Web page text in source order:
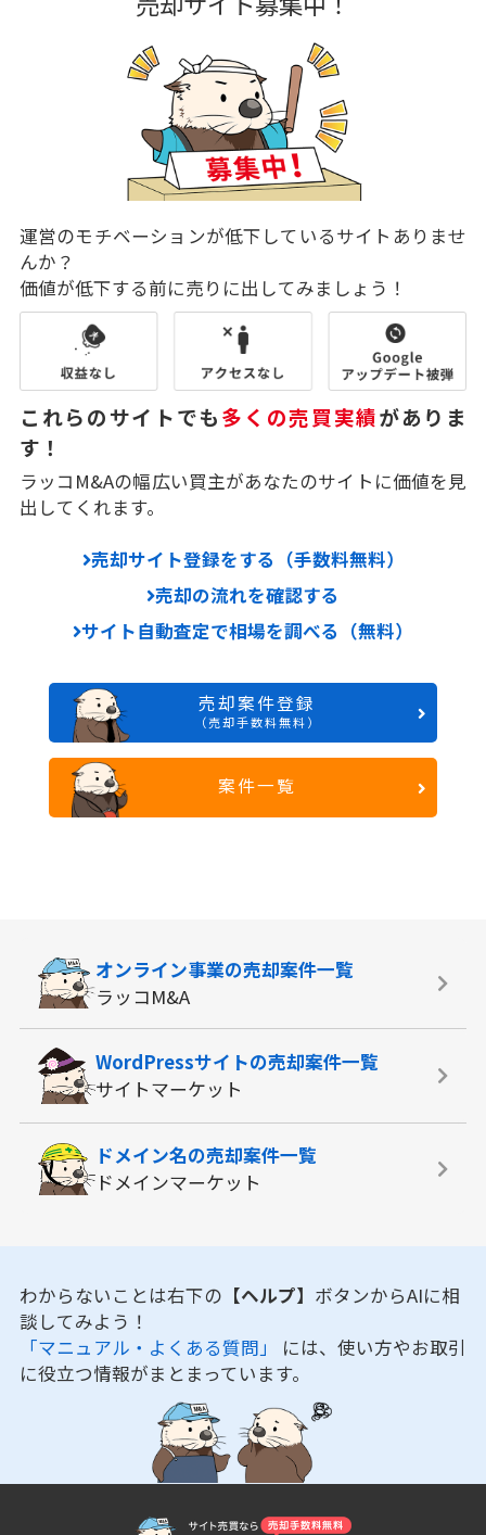
運営のモチベーションが低下しているサイトありませ
んか？
価値が低下する前に売りに出してみましょう！
これらのサイトでも多くの売買実績がありま
す！
ラッコM&Aの幅広い買主があなたのサイトに価値を見
出してくれます。
売却サイト登録をする（手数料無料）
売却の流れを確認する
サイト自動査定で相場を調べる（無料）
売却案件登録
（売却手数料無料）
案件一覧
オンライン事業の売却案件一覧
ラッコM&A
WordPressサイトの売却案件一覧
サイトマーケット
ドメイン名の売却案件一覧
ドメインマーケット
わからないことは右下の 【ヘルプ】 ボタンからAIに相
談してみよう！
「マニュアル・よくある質問」 には、使い方やお取引
に役立つ情報がまとまっています。